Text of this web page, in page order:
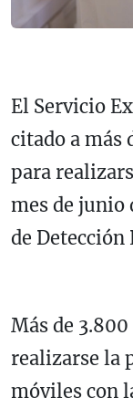
El Servicio
citado a más
para
mes de junio
de Detección
Más de
realizarse la
móviles con